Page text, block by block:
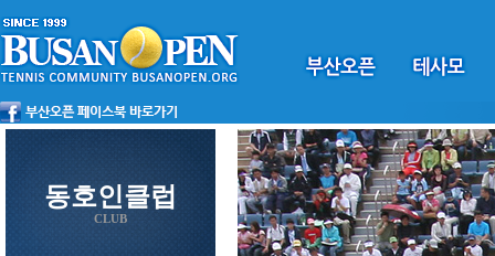
동호인클럽
CLUB